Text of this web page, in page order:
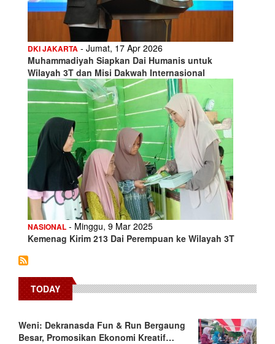
DKI JAKARTA - Jumat, 17 Apr 2026
Muhammadiyah Siapkan Dai Humanis untuk
Wilayah 3T dan Misi Dakwah Internasional
NASIONAL - Minggu, 9 Mar 2025
Kemenag Kirim 213 Dai Perempuan ke Wilayah 3T
TODAY
Weni: Dekranasda Fun & Run Bergaung
Besar, Promosikan Ekonomi Kreatif…